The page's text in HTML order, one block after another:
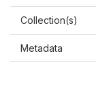
Collection(s)
Metadata